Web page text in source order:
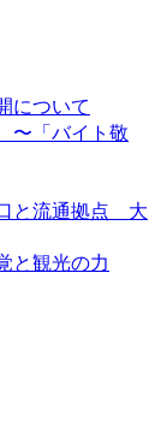
について
〜「バイト敬
口と流通拠点 大
と観光の力